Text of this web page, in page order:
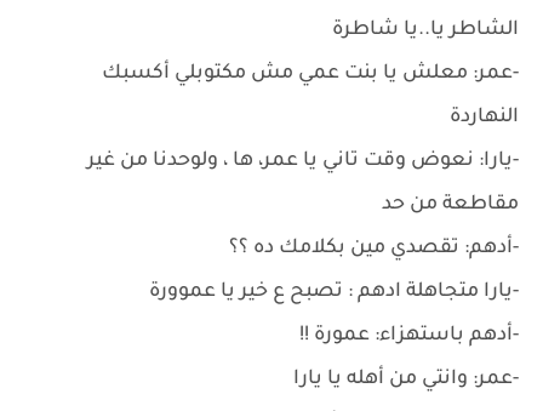
الشاطر يا..يا شاطرة
-عمر: معلش يا بنت عمي مش مكتوبلي أكسبك
النهاردة
-يارا: نعوض وقت تاني يا عمر، ها ، ولوحدنا من غير
مقاطعة من حد
-أدهم: تقصدي مين بكلامك ده ؟؟
-يارا متجاهلة ادهم : تصبح ع خير يا عموورة
-أدهم باستهزاء: عمورة !!
-عمر: وانتي من أهله يا يارا